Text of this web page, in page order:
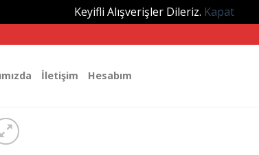
Keyifli Alışverişler Dileriz. Kapat
İletişim Hesabım